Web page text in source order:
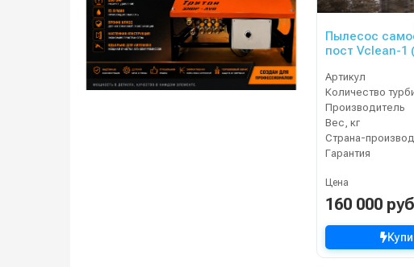
Пылесос
пост
Артикул
Производитель
Вес, кг
Страна-
Гарантия
Цена
160 000